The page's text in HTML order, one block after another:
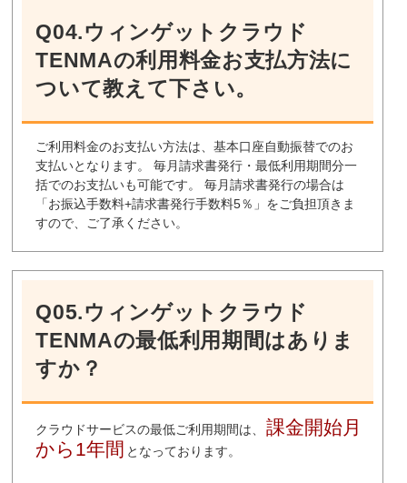
Q04.ウィンゲットクラウド
TENMAの利用料金お支払方法に
ついて教えて下さい。
ご利用料金のお支払い方法は、基本口座自動振替でのお
支払いとなります。 毎月請求書発行・最低利用期間分一
括でのお支払いも可能です。 毎月請求書発行の場合は
「お振込手数料+請求書発行手数料5％」をご負担頂きま
すので、ご了承ください。
Q05.ウィンゲットクラウド
TENMAの最低利用期間はありま
すか？
クラウドサービスの最低ご利用期間は、
課金開始月
から1年間 となっております。